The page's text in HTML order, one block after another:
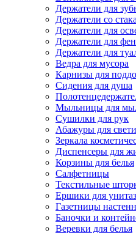
Держатели для
Держатели со
Держатели для
Держатели для
Держатели для
Ведра для мусора
Карнизы для
Сидения для душа
Мыльницы для
Сушилки для рук
Абажуры для
Зеркала
Диспенсеры для
Корзины для белья
Салфетницы
Текстильные
Ершики для
Газетницы
Баночки и
Веревки для белья